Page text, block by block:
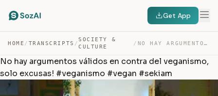
Get App
HOME / TRANSCRIPTS /
SOCIETY &
CULTURE
/ NO HAY ARGUMENTOS VÁLIDOS EN CONTRA DEL VEGANISMO, SOLO… — TRANSCRIPT
No hay argumentos válidos en contra del veganismo,
solo excusas! #veganismo #vegan #sekiam